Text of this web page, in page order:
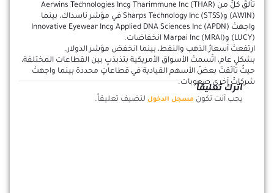
تألقَ كلٌّ من Tharimmune Inc (THAR) وAerwins Technologies Inc
(AWIN) وSharps Technology Inc (STSS) في مؤشر ناسداك، بينما
واجهتْ Applied DNA Sciences Inc (APDN) وInnovative Eyewear Inc
(LUCY) وMarpai Inc (MRAI) انخفاضات.
ارتفعتْ أسعارُ الذهب والنفط، بينما انخفض مؤشر الدولار.
بشكلٍ عام، اتّسمتْ الأسواق الأمريكية بتذبذبٍ بين القطاعات المختلفة،
حيثُ تألّقتْ بعضُ الأسهم القيادية في قطاعاتٍ محددة بينما واجهتْ
شركاتٌ أخرى صعوبات.
اترك تعليقاً
يجب أنت تكون مسجل الدخول لتضيف تعليقاً.